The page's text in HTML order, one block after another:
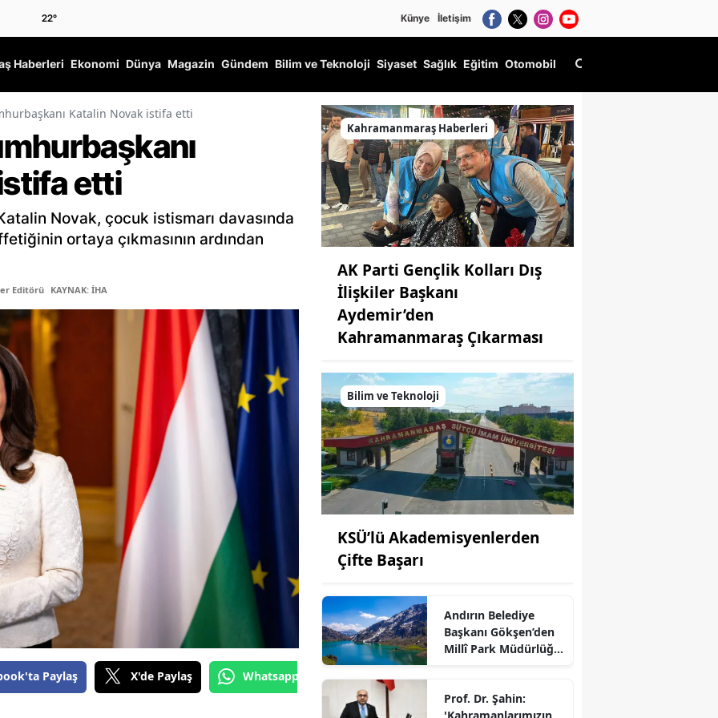
22° Künye İletişim
Haberleri Ekonomi Dünya Magazin Gündem Bilim ve Teknoloji Siyaset Sağlık Eğitim Otomobil
Katalin Novak istifa etti
etti
Novak, çocuk istismarı davasında
ortaya çıkmasının ardından
Editörü KAYNAK: İHA
Paylaş X'de Paylaş Whatsapp'tan Gönder
Kahramanmaraş Haberleri
AK Parti Gençlik Kolları Dış
İlişkiler Başkanı
Aydemir’den
Kahramanmaraş Çıkarması
Bilim ve Teknoloji
KSÜ’lü Akademisyenlerden
Çifte Başarı
Andırın Belediye
Başkanı Gökşen’den
Millî Park Müdürlüğü
Prof. Dr. Şahin: